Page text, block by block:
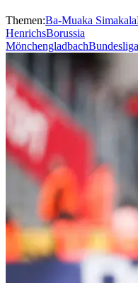
Themen:Ba-Muaka Simakala
HenrichsBorussia
MönchengladbachBundesliga